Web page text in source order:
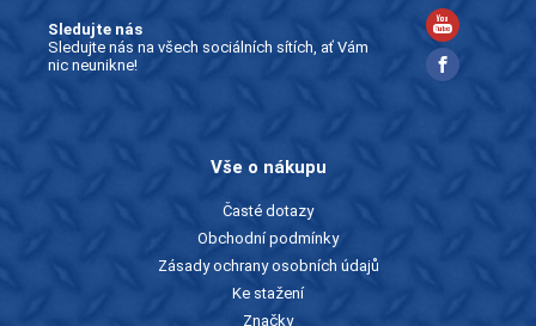
Sledujte nás
Sledujte nás na všech sociálních sítích, ať Vám
nic neunikne!
Vše o nákupu
Časté dotazy
Obchodní podmínky
Zásady ochrany osobních údajů
Ke stažení
Značky